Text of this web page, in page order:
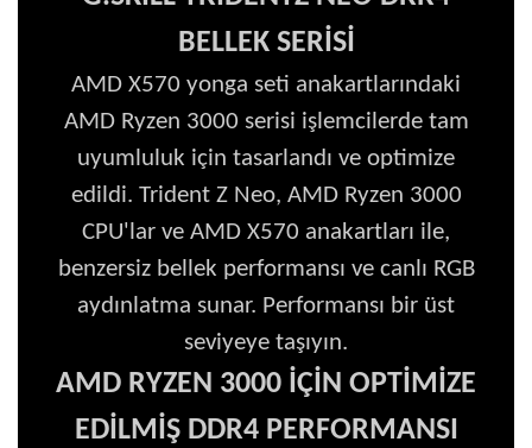
BELLEK SERİSİ
AMD X570 yonga seti anakartlarındaki
AMD Ryzen 3000 serisi işlemcilerde tam
uyumluluk için tasarlandı ve optimize
edildi. Trident Z Neo, AMD Ryzen 3000
CPU'lar ve AMD X570 anakartları ile,
benzersiz bellek performansı ve canlı RGB
aydınlatma sunar. Performansı bir üst
seviyeye taşıyın.
AMD RYZEN 3000 İÇİN OPTİMİZE
EDİLMİŞ DDR4 PERFORMANSI